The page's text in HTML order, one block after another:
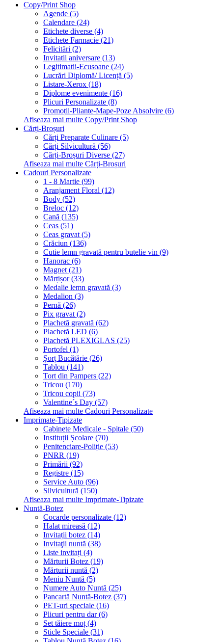
Copy/Print Shop
Agende (5)
Calendare (24)
Etichete diverse (4)
Etichete Farmacie (21)
Felicitări (2)
Invitatii aniversare (13)
Legitimatii-Ecusoane (24)
Lucrări Diplomă/ Licență (5)
Listare-Xerox (18)
Diplome evenimente (16)
Plicuri Personalizate (8)
Promoții-Pliante-Mape-Poze Absolvire (6)
Afiseaza mai multe Copy/Print Shop
Cărți-Broșuri
Cărți Preparate Culinare (5)
Cărți Silvicultură (56)
Cărți-Broșuri Diverse (27)
Afiseaza mai multe Cărți-Broșuri
Cadouri Personalizate
1 - 8 Martie (99)
Aranjament Floral (12)
Body (52)
Breloc (12)
Cană (135)
Ceas (51)
Ceas gravat (5)
Crăciun (136)
Cutie lemn gravată pentru butelie vin (9)
Hanorac (6)
Magnet (21)
Mărțișor (33)
Medalie lemn gravată (3)
Medalion (3)
Pernă (26)
Pix gravat (2)
Plachetă gravată (62)
Plachetă LED (6)
Plachetă PLEXIGLAS (25)
Portofel (1)
Șorț Bucătărie (26)
Tablou (141)
Tort din Pampers (22)
Tricou (170)
Tricou copii (73)
Valentine´s Day (57)
Afiseaza mai multe Cadouri Personalizate
Imprimate-Tipizate
Cabinete Medicale - Spitale (50)
Instituții Școlare (70)
Penitenciare-Poliție (53)
PNRR (19)
Primării (92)
Registre (15)
Service Auto (96)
Silvicultură (150)
Afiseaza mai multe Imprimate-Tipizate
Nuntă-Botez
Cocarde personalizate (12)
Halat mireasă (12)
Invitații botez (14)
Invitaţii nuntă (38)
Liste invitați (4)
Mărturii Botez (19)
Mărturii nuntă (2)
Meniu Nuntă (5)
Numere Auto Nuntă (25)
Pancartă Nuntă-Botez (37)
PET-uri speciale (16)
Plicuri pentru dar (6)
Set tăiere moț (4)
Sticle Speciale (31)